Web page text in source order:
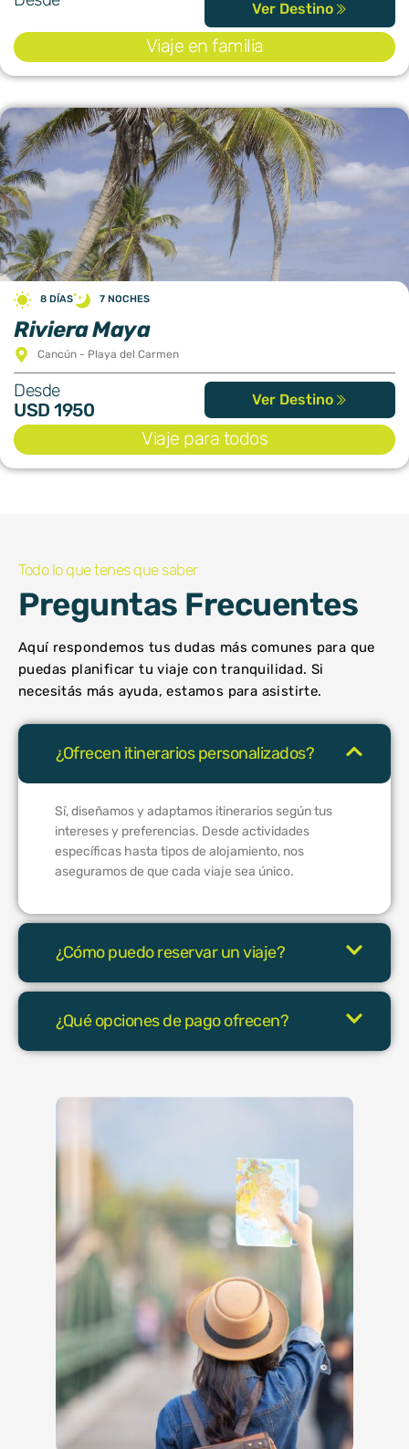
Ver Destino
Viaje en familia
8 DÍAS 7 NOCHES
Riviera Maya
Cancún - Playa del Carmen
Desde
USD 1950 Ver Destino
Viaje para todos
Todo lo que tenes que saber
Preguntas Frecuentes
Aquí respondemos tus dudas más comunes para que
puedas planificar tu viaje con tranquilidad. Si
necesitás más ayuda, estamos para asistirte.
¿Ofrecen itinerarios personalizados?
Sí, diseñamos y adaptamos itinerarios según tus
intereses y preferencias. Desde actividades
específicas hasta tipos de alojamiento, nos
aseguramos de que cada viaje sea único.
¿Cómo puedo reservar un viaje?
¿Qué opciones de pago ofrecen?